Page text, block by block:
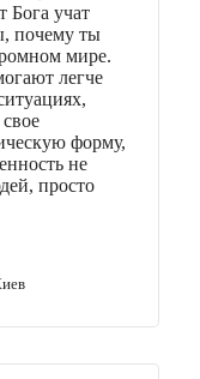
Бога учат
почему ты
мире.
легче
форму,
не
просто